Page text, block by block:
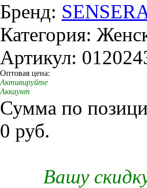
Бренд:
Категория:
Артикул:
Оптовая цена:
Активируйте
Аккаунт
Сумма по
0 руб.
Вашу